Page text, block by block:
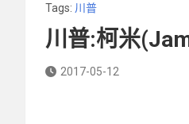
Tags: 川普
川普:柯米
2017-05-12